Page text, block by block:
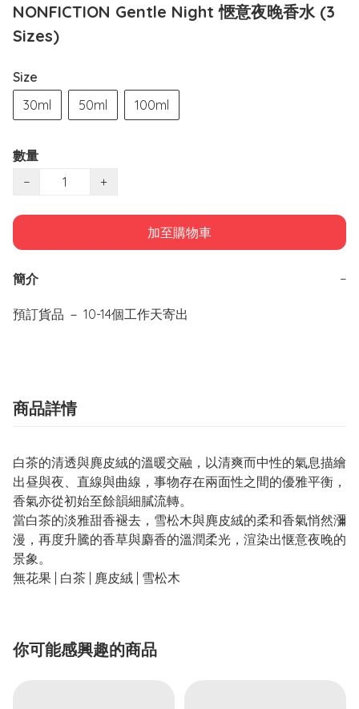
NONFICTION Gentle Night 愜意夜晚香水 (3
Sizes)
Size
30ml
50ml 100ml
數量
−
+
加至購物車
簡介 −
商品詳情
白茶的清透與麂皮絨的溫暖交融，以清爽而中性的氣息描繪
出昼與夜、直線與曲線，事物存在兩面性之間的優雅平衡，
香氣亦從初始至餘韻細膩流轉。
當白茶的淡雅甜香褪去，雪松木與麂皮絨的柔和香氣悄然瀰
漫，再度升騰的香草與麝香的溫潤柔光，渲染出惬意夜晚的
景象。
無花果 | 白茶 | 麂皮絨 | 雪松木
你可能感興趣的商品